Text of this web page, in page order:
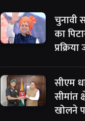
चुनावी
का
सीएम
सीमांत
खोलने